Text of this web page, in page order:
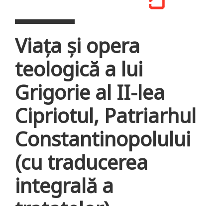
Viaţa şi opera
teologică a lui
Grigorie al II-lea
Cipriotul, Patriarhul
Constantinopolului
(cu traducerea
integrală a